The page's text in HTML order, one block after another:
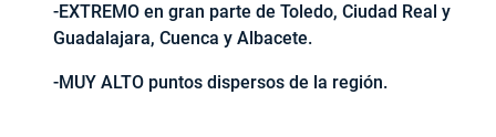
-EXTREMO en gran parte de Toledo, Ciudad Real y
Guadalajara, Cuenca y Albacete.
-MUY ALTO puntos dispersos de la región.